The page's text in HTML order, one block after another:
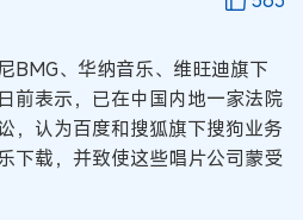
、华纳音乐、维旺迪旗下
前表示，已在中国内地一家法院
，认为百度和搜狐旗下搜狗业务
下载，并致使这些唱片公司蒙受